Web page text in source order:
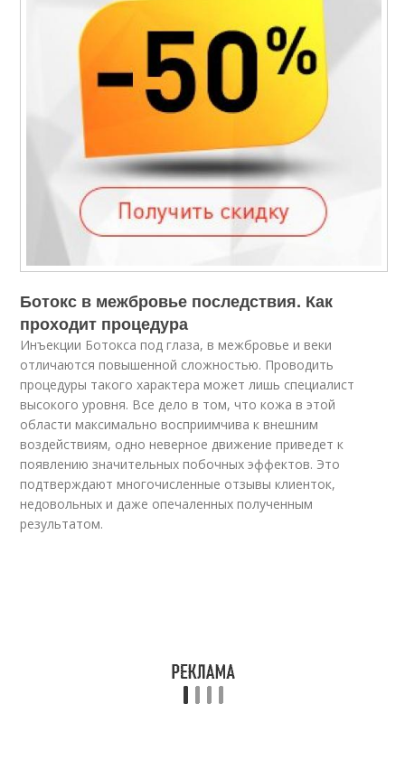
Ботокс в межбровье последствия. Как
проходит процедура
Инъекции Ботокса под глаза, в межбровье и веки
отличаются повышенной сложностью. Проводить
процедуры такого характера может лишь специалист
высокого уровня. Все дело в том, что кожа в этой
области максимально восприимчива к внешним
воздействиям, одно неверное движение приведет к
появлению значительных побочных эффектов. Это
подтверждают многочисленные отзывы клиенток,
недовольных и даже опечаленных полученным
результатом.